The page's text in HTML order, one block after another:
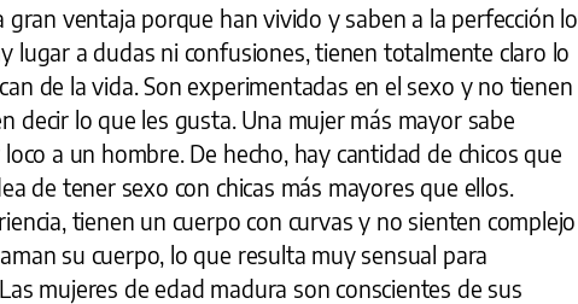
gran ventaja porque han vivido y saben a la perfección lo
lugar a dudas ni confusiones, tienen totalmente claro lo
de la vida. Son experimentadas en el sexo y no tienen
decir lo que les gusta. Una mujer más mayor sabe
a un hombre. De hecho, hay cantidad de chicos que
de tener sexo con chicas más mayores que ellos.
tienen un cuerpo con curvas y no sienten complejo
su cuerpo, lo que resulta muy sensual para
mujeres de edad madura son conscientes de sus